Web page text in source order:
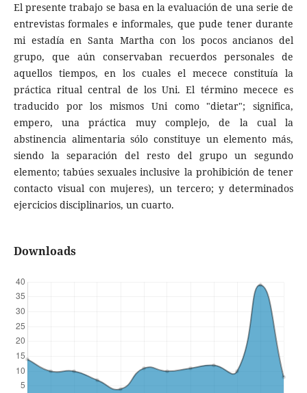
El presente trabajo se basa en la evaluación de una serie de
entrevistas formales e informales, que pude tener durante
mi estadía en Santa Martha con los pocos ancianos del
grupo, que aún conservaban recuerdos personales de
aquellos tiempos, en los cuales el mecece constituía la
práctica ritual central de los Uni. El término mecece es
traducido por los mismos Uni como "dietar"; significa,
empero, una práctica muy complejo, de la cual la
abstinencia alimentaria sólo constituye un elemento más,
siendo la separación del resto del grupo un segundo
elemento; tabúes sexuales inclusive la prohibición de tener
contacto visual con mujeres), un tercero; y determinados
ejercicios disciplinarios, un cuarto.
Downloads